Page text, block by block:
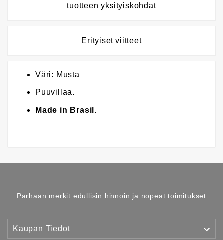
tuotteen yksityiskohdat
Erityiset viitteet
Väri: Musta
Puuvillaa.
Made in Brasil.
Parhaan merkit edullisin hinnoin ja nopeat toimitukset
Kaupan Tiedot 